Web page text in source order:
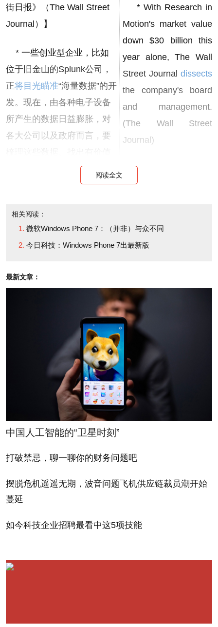
街日报》（The Wall Street
Journal）】
* 一些创业型企业，比如
位于旧金山的Splunk公司，
正将目光瞄准“海量数据”的开
发。现在，由各种电子设备
所产生的数据日益膨胀，对
各大公司以及政府而言，要
的信息已日益成为一大难
题。【《纽约时报》（The
* 谷歌公司（Google）与
摩斯拉公司（Mozilla）最近
这桩交易将使谷歌继续成为
火狐（Firefox）浏览器的默
认搜索引擎。据科技博客All
Things D报道，谷歌将为此
每年向摩斯拉支付3亿美元。
（科技博客All Things D）
亚马逊公司
（Amazon）虚拟超级计算机
（它也是“地球上第42台速度
托于该公司的“弹性计算
技术的发展做了
* With Research in
Motion's market value
down $30 billion this
year alone, The Wall
Street Journal dissects
the company's board
and management.
(The Wall Street
Journal)
* Some startups,
like the San Francisco-
"big data," the growing
amounts of data
hard for companies
and governments to
wade through and
New York Times)
* Google (GOOG)
and Mozilla's renewed
Google the default
search engine in the
According to All Things
Mozilla nearly $300
*A lookat the
阅读全文
相关阅读：
微软Windows Phone 7：（并非）与众不同
今日科技：Windows Phone 7出最新版
最新文章：
中国人工智能的“卫星时刻”
打破禁忌，聊一聊你的财务问题吧
摆脱危机遥遥无期，波音问题飞机供应链裁员潮开始
蔓延
如今科技企业招聘最看中这5项技能